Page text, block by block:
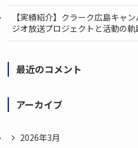
【実績紹介】クラーク広島キャ
ジオ放送プロジェクトと活動の軌
最近のコメント
アーカイブ
2026年3月